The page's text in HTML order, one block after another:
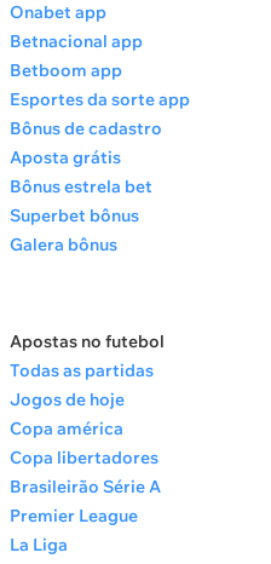
Onabet app
Betnacional app
Betboom app
Esportes da sorte app
Bônus de cadastro
Aposta grátis
Bônus estrela bet
Superbet bônus
Galera bônus
Apostas no futebol
Todas as partidas
Jogos de hoje
Copa américa
Copa libertadores
Brasileirão Série A
Premier League
La Liga